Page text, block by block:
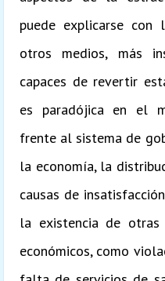
puede explicarse con
otros medios, más
capaces de revertir
es paradójica en el
frente al sistema de
la economía, la
causas de
la existencia de
económicos, como